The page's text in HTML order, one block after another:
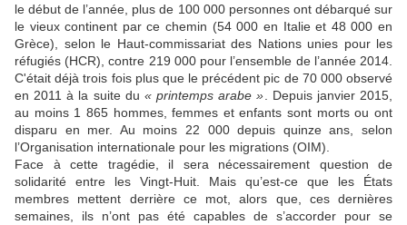
le début de l’année, plus de 100 000 personnes ont débarqué sur
le vieux continent par ce chemin (54 000 en Italie et 48 000 en
Grèce), selon le Haut-commissariat des Nations unies pour les
réfugiés (HCR), contre 219 000 pour l’ensemble de l’année 2014.
C'était déjà trois fois plus que le précédent pic de 70 000 observé
en 2011 à la suite du « printemps arabe ». Depuis janvier 2015,
au moins 1 865 hommes, femmes et enfants sont morts ou ont
disparu en mer. Au moins 22 000 depuis quinze ans, selon
l’Organisation internationale pour les migrations (OIM).
Face à cette tragédie, il sera nécessairement question de
solidarité entre les Vingt-Huit. Mais qu’est-ce que les États
membres mettent derrière ce mot, alors que, ces dernières
semaines, ils n’ont pas été capables de s’accorder pour se